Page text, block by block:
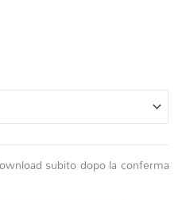
subito dopo la conferma